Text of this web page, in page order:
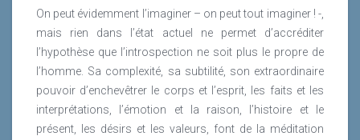
On peut évidemment l’imaginer – on peut tout imaginer ! -,
mais rien dans l’état actuel ne permet d’accréditer
l’hypothèse que l’introspection ne soit plus le propre de
l’homme. Sa complexité, sa subtilité, son extraordinaire
pouvoir d’enchevêtrer le corps et l’esprit, les faits et les
interprétations, l’émotion et la raison, l’histoire et le
présent, les désirs et les valeurs, font de la méditation